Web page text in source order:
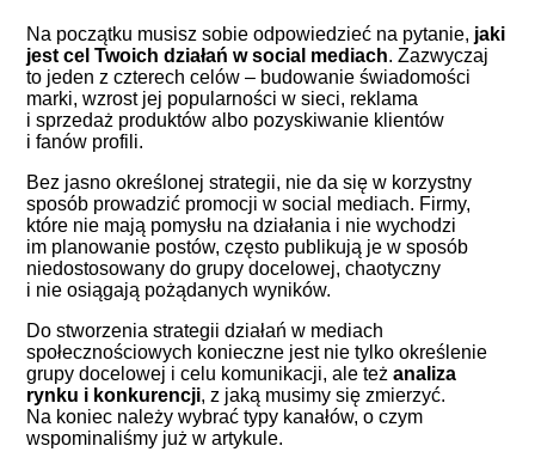
Na początku musisz sobie odpowiedzieć na pytanie, jaki
jest cel Twoich działań w social mediach. Zazwyczaj
to jeden z czterech celów – budowanie świadomości
marki, wzrost jej popularności w sieci, reklama
i sprzedaż produktów albo pozyskiwanie klientów
i fanów profili.
Bez jasno określonej strategii, nie da się w korzystny
sposób prowadzić promocji w social mediach. Firmy,
które nie mają pomysłu na działania i nie wychodzi
im planowanie postów, często publikują je w sposób
niedostosowany do grupy docelowej, chaotyczny
i nie osiągają pożądanych wyników.
Do stworzenia strategii działań w mediach
społecznościowych konieczne jest nie tylko określenie
grupy docelowej i celu komunikacji, ale teżanaliza
rynku i konkurencji, z jaką musimy się zmierzyć.
Na koniec należy wybrać typy kanałów, o czym
wspominaliśmy już w artykule.